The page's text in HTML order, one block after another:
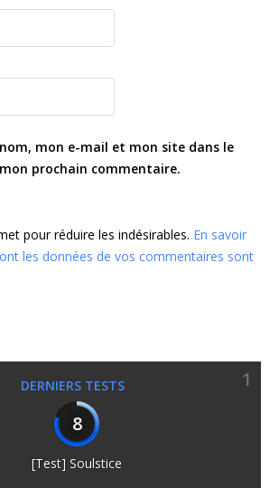
mon e-mail et mon site dans le
prochain commentaire.
pour réduire les indésirables. En savoir
les données de vos commentaires sont
DERNIERS TESTS
1
8
[Test] Soulstice